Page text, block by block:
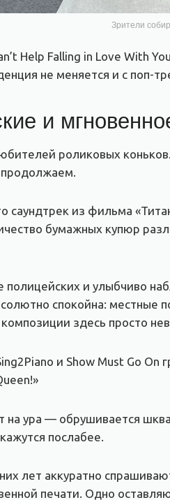
Зрители
Help Falling in Love With
не меняется и с поп-
и
роликовых
из фильма
бумажных купюр
полицейских и улыбчиво
спокойна: местные
здесь просто
и Show Must Go
на ура — обрушивается
послабее.
лет аккуратно
печати. Одно